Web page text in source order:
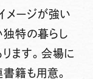
メージが強い
独特の暮らし
ます。会場に
籍も用意。